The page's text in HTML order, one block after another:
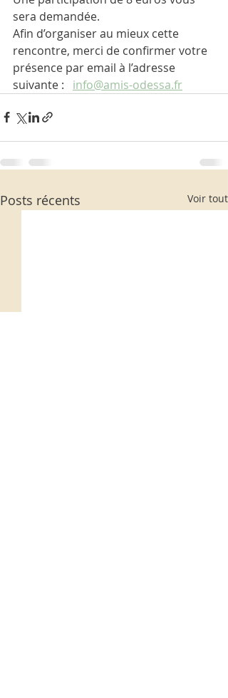
sera demandée.
Afin d’organiser au mieux cette
rencontre, merci de confirmer votre
présence par email à l’adresse
suivante : info@amis-odessa.fr
Posts récents Voir tout